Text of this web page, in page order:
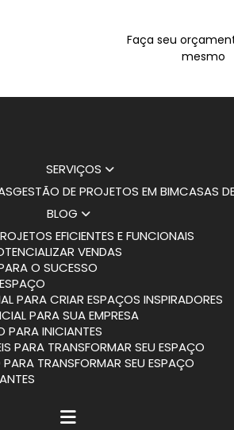
Faça seu
mesmo
SERVIÇOS
GESTÃO DE PROJETOS EM BIM CASAS
BLOG
EFICIENTES E FUNCIONAIS
VENDAS
O SUCESSO
PARA CRIAR ESPAÇOS INSPIRADORES
PARA SUA EMPRESA
PARA INICIANTES
PARA TRANSFORMAR SEU ESPAÇO
TRANSFORMAR SEU ESPAÇO